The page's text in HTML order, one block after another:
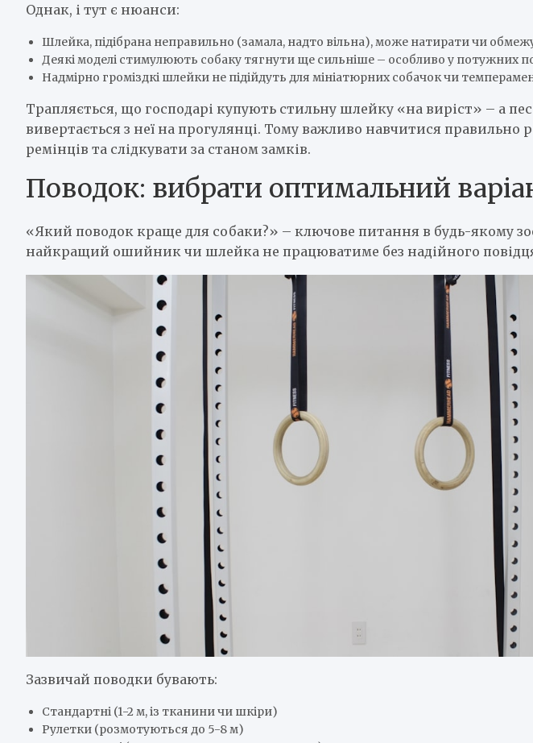
Однак, і тут є нюанси:
Шлейка, підібрана неправильно (замала, надто вільна), може натирати чи
Деякі моделі стимулюють собаку тягнути ще сильніше – особливо у потужних
Надмірно громіздкі шлейки не підійдуть для мініатюрних собачок чи
Трапляється, що господарі купують стильну шлейку «на виріст» – а
вивертається з неї на прогулянці. Тому важливо навчитися правильно
ремінців та слідкувати за станом замків.
Поводок: вибрати оптимальний
«Який поводок краще для собаки?» – ключове питання в будь-якому
найкращий ошийник чи шлейка не працюватиме без надійного
Зазвичай поводки бувають:
Стандартні (1-2 м, із тканини чи шкіри)
Рулетки (розмотуються до 5-8 м)